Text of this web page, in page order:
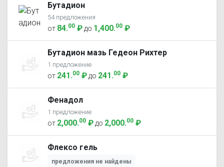
Бутадион
54 предложения
от 84.00 ₽ до 1,400.00 ₽
Бутадион мазь Гедеон Рихтер
1 предложение
от 241.00 ₽ до 241.00 ₽
Фенадол
1 предложение
от 2,000.00 ₽ до 2,000.00 ₽
Флексо гель
предложения не найдены